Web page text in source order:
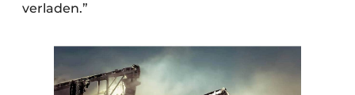
verladen.”